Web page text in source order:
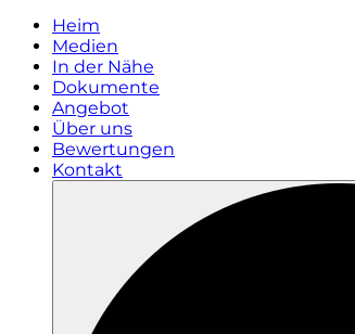
Heim
Medien
In der Nähe
Dokumente
Angebot
Über uns
Bewertungen
Kontakt